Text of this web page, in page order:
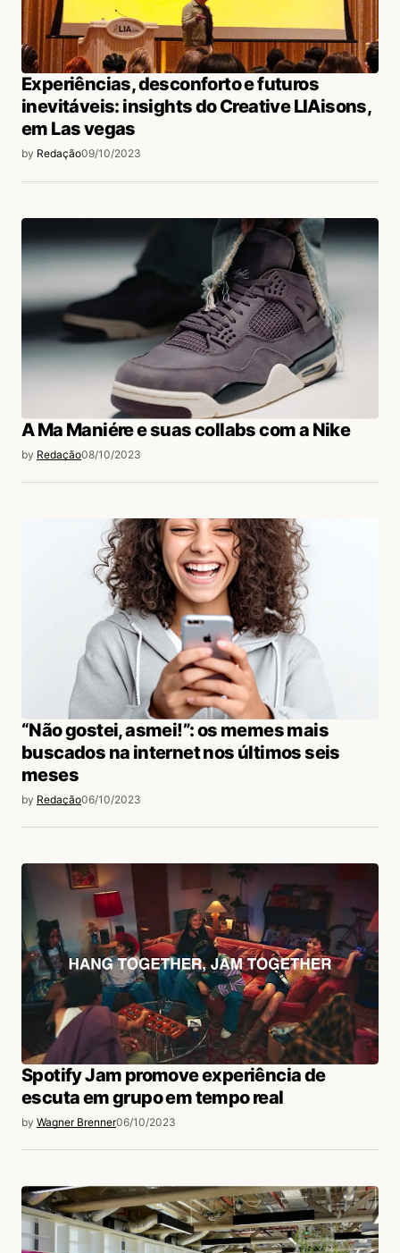
Experiências, desconforto e futuros
inevitáveis: insights do Creative LIAisons,
em Las vegas
by Redação09/10/2023
A Ma Maniére e suas collabs com a Nike
by Redação08/10/2023
“Não gostei, asmei!”: os memes mais
buscados na internet nos últimos seis
meses
by Redação06/10/2023
Spotify Jam promove experiência de
escuta em grupo em tempo real
by Wagner Brenner06/10/2023